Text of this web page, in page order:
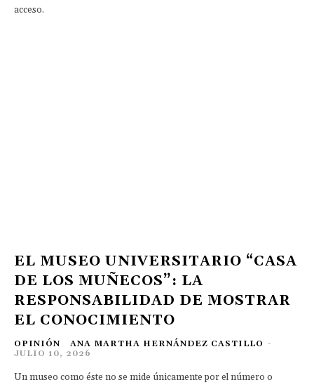
acceso.
EL MUSEO UNIVERSITARIO “CASA
DE LOS MUÑECOS”: LA
RESPONSABILIDAD DE MOSTRAR
EL CONOCIMIENTO
OPINIÓN ANA MARTHA HERNÁNDEZ CASTILLO -
JULIO 10, 2026
Un museo como éste no se mide únicamente por el número o